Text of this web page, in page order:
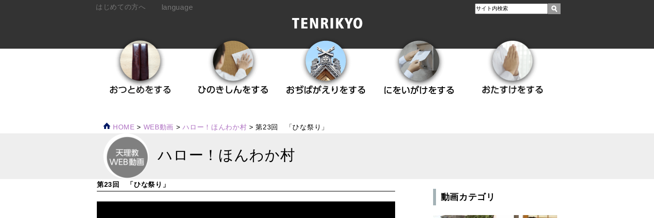
HOME > WEB動画 >ハロー！ほんわか村 >第23回 「ひな祭り」
ハロー！ほんわか村
第23回 「ひな祭り」
動画カテゴリ
はじめての方へ language